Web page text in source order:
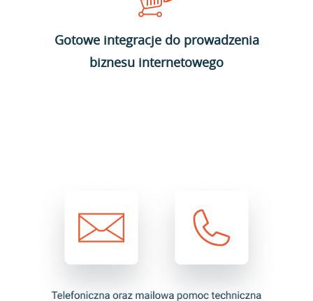
Gotowe integracje do prowadzenia
biznesu internetowego